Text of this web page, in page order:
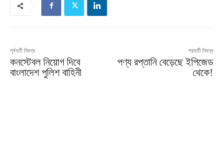
পূর্ববর্তী নিবন্ধ
কনস্টেবল নিয়োগ দিবে
বাংলাদেশ পুলিশ বাহিনী
পরবর্তী নিবন্ধ
পণ্য রপ্তানি বেড়েছে ইপিজেড
থেকে!